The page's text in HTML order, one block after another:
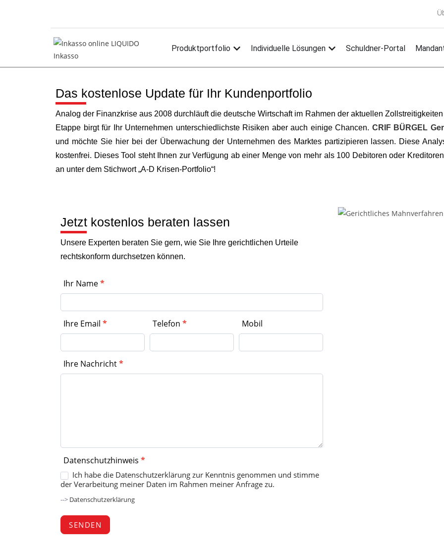
Produktportfolio Individuelle Lösungen Schuldner-Portal
Das kostenlose Update für Ihr Kundenportfolio
Analog der Finanzkrise aus 2008 durchläuft die deutsche Wirtschaft im Rahmen der aktuellen
Etappe birgt für Ihr Unternehmen unterschiedlichste Risiken aber auch einige Chancen. CRIF BÜRGEL
und möchte Sie hier bei der Überwachung der Unternehmen des Marktes partizipieren lassen. Diese
kostenfrei. Dieses Tool steht Ihnen zur Verfügung ab einer Menge von mehr als 100 Debitoren oder
an unter dem Stichwort „A-D Krisen-Portfolio“!
Jetzt kostenlos beraten lassen
Unsere Experten beraten Sie gern, wie Sie Ihre gerichtlichen Urteile
rechtskonform durchsetzen können.
Allgemeines
Kontaktformular
Ihr Name*
Ihre Email * Telefon* Mobil
Ihre Nachricht*
Datenschutzhinweis *
Ich habe die Datenschutzerklärung zur Kenntnis genommen und stimme
der Verarbeitung meiner Daten im Rahmen meiner Anfrage zu.
--> Datenschutzerklärung
SENDEN